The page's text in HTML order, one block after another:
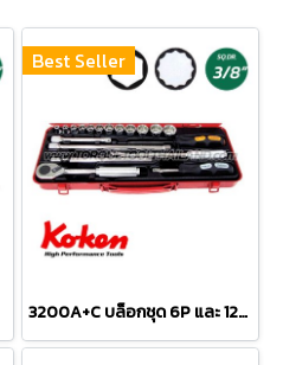
Best Seller
3200A+C บล็อกชุด 6P และ 12P (SQ.DR.3/8") Socket Set